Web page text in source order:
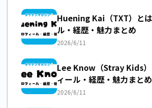
Huening Kai（TXT）と
ル・経歴・魅力まとめ
2026/6/11
Lee Know（Stray Kids）
ィール・経歴・魅力まとめ
2026/6/11